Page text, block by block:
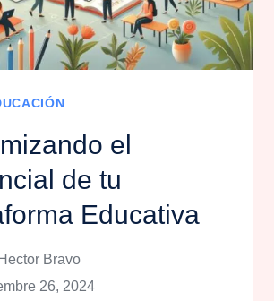
el
de tu
Educativa
Hector Bravo
26, 2024